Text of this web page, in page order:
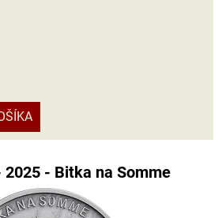
- Bitka na Somme